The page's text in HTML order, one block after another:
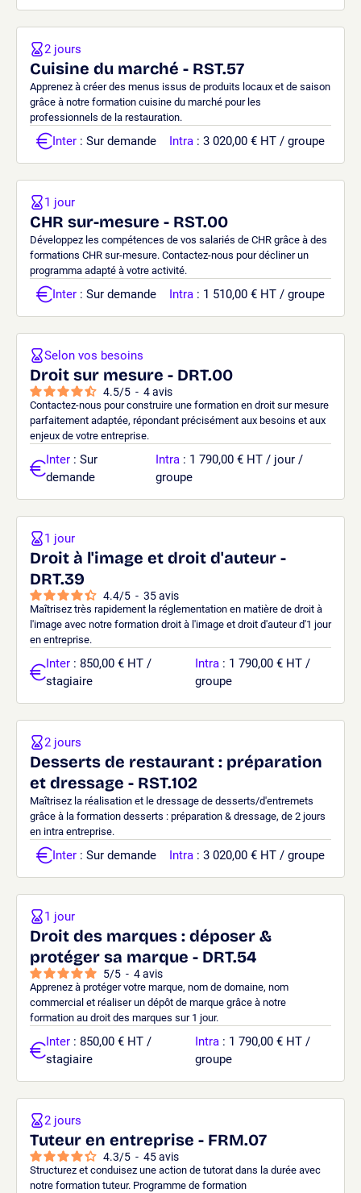
Cuisine du marché - RST.57
Apprenez à créer des menus issus de produits locaux et de saison
grâce à notre formation cuisine du marché pour les
professionnels de la restauration.
2 jours
Inter : Sur demande Intra : 3 020,00 € HT / groupe
CHR sur-mesure - RST.00
Développez les compétences de vos salariés de CHR grâce à des
formations CHR sur-mesure. Contactez-nous pour décliner un
programma adapté à votre activité.
1 jour
Inter : Sur demande Intra : 1 510,00 € HT / groupe
Droit sur mesure - DRT.00
4.5/5 - 4avis
Contactez-nous pour construire une formation en droit sur mesure
parfaitement adaptée, répondant précisément aux besoins et aux
enjeux de votre entreprise.
Selon vos besoins
Inter : Sur
demande
Intra : 1 790,00 € HT / jour /
groupe
Droit à l'image et droit d'auteur -
DRT.39
4.4/5 - 35avis
Maîtrisez très rapidement la réglementation en matière de droit à
l'image avec notre formation droit à l'image et droit d'auteur d'1 jour
en entreprise.
1 jour
Inter : 850,00 € HT /
stagiaire
Intra : 1 790,00 € HT /
groupe
Desserts de restaurant : préparation
et dressage - RST.102
Maîtrisez la réalisation et le dressage de desserts/d'entremets
grâce à la formation desserts : préparation & dressage, de 2 jours
en intra entreprise.
2 jours
Inter : Sur demande Intra : 3 020,00 € HT / groupe
Droit des marques : déposer &
protéger sa marque - DRT.54
5/5 - 4avis
Apprenez à protéger votre marque, nom de domaine, nom
commercial et réaliser un dépôt de marque grâce à notre
formation au droit des marques sur 1 jour.
1 jour
Inter : 850,00 € HT /
stagiaire
Intra : 1 790,00 € HT /
groupe
Tuteur en entreprise - FRM.07
4.3/5 - 45avis
Structurez et conduisez une action de tutorat dans la durée avec
notre formation tuteur. Programme de formation
2 jours